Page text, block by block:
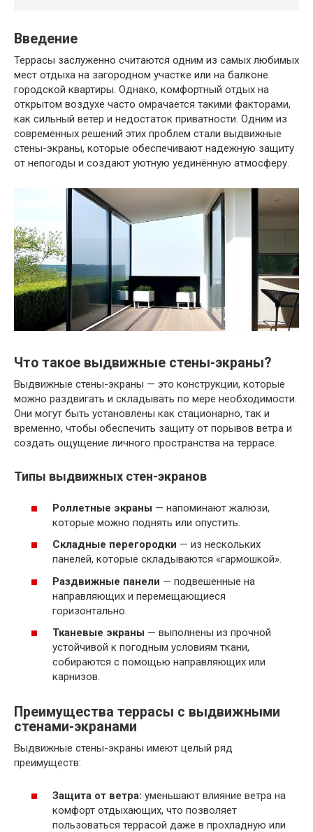
Введение
Террасы заслуженно считаются одним из самых любимых
мест отдыха на загородном участке или на балконе
городской квартиры. Однако, комфортный отдых на
открытом воздухе часто омрачается такими факторами,
как сильный ветер и недостаток приватности. Одним из
современных решений этих проблем стали выдвижные
стены-экраны, которые обеспечивают надежную защиту
от непогоды и создают уютную уединённую атмосферу.
Что такое выдвижные стены-экраны?
Выдвижные стены-экраны — это конструкции, которые
можно раздвигать и складывать по мере необходимости.
Они могут быть установлены как стационарно, так и
временно, чтобы обеспечить защиту от порывов ветра и
создать ощущение личного пространства на террасе.
Типы выдвижных стен-экранов
Роллетные экраны — напоминают жалюзи,
которые можно поднять или опустить.
Складные перегородки — из нескольких
панелей, которые складываются «гармошкой».
Раздвижные панели — подвешенные на
направляющих и перемещающиеся
горизонтально.
Тканевые экраны — выполнены из прочной
устойчивой к погодным условиям ткани,
собираются с помощью направляющих или
карнизов.
Преимущества террасы с выдвижными
стенами-экранами
Выдвижные стены-экраны имеют целый ряд
преимуществ:
Защита от ветра: уменьшают влияние ветра на
комфорт отдыхающих, что позволяет
пользоваться террасой даже в прохладную или